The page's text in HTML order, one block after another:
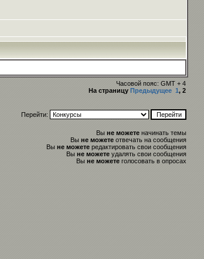
Часовой пояс: GMT + 4
На страницу Предыдущее 1, 2
Перейти:
Вы не можете начинать темы
Вы не можете отвечать на сообщения
Вы не можете редактировать свои сообщения
Вы не можете удалять свои сообщения
Вы не можете голосовать в опросах